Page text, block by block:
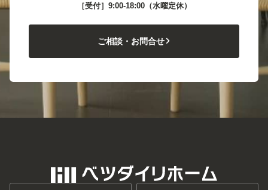
［受付］9:00-18:00（水曜定休）
ご相談・お問合せ